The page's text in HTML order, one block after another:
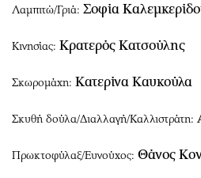
Λαμπιτώ/Γριά: Σοφία
Κινησίας: Κρατερός Κατσούλης
Σκωρομάχη: Κατερίνα Καυκούλα
Σκυθή δούλα/Διαλλαγή/Καλλιστράτη:
Πρωκτοφύλαξ/Ευνούχος: Θάνος